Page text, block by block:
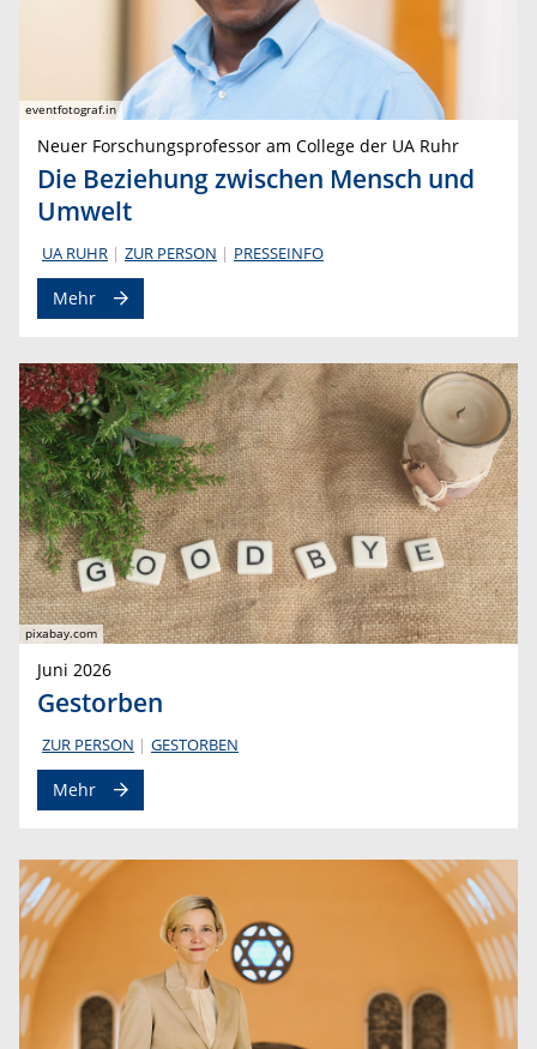
eventfotograf.in
Neuer Forschungsprofessor am College der UA Ruhr
Die Beziehung zwischen Mensch und
Umwelt
UA RUHR ZUR PERSON PRESSEINFO
Mehr
pixabay.com
Juni 2026
Gestorben
ZUR PERSON GESTORBEN
Mehr